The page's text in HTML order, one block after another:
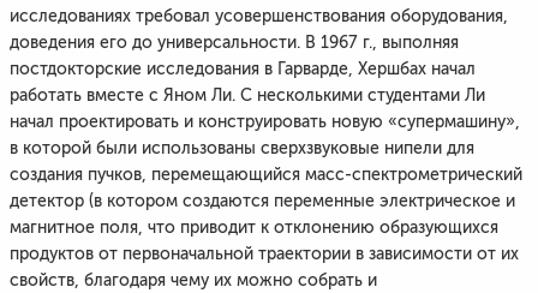
исследованиях требовал усовершенствования оборудования,
доведения его до универсальности. В 1967 г., выполняя
постдокторские исследования в Гарварде, Хершбах начал
работать вместе с Яном Ли. С несколькими студентами Ли
начал проектировать и конструировать новую «супермашину»,
в которой были использованы сверхзвуковые нипели для
создания пучков, перемещающийся масс-спектрометрический
детектор (в котором создаются переменные электрическое и
магнитное поля, что приводит к отклонению образующихся
продуктов от первоначальной траектории в зависимости от их
свойств, благодаря чему их можно собрать и